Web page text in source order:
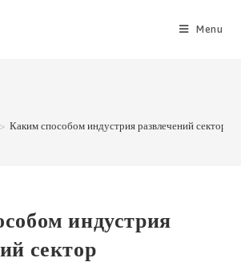
Menu
> Каким способом индустрия развлечений сектор
индустрия
сектор